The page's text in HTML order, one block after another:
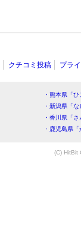
クチコミ投稿 プラ
・熊本県「
・新潟県「
・香川県「
・鹿児島県
(C) HitBit